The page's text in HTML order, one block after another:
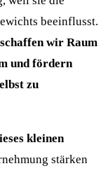
beeinflusst.
wir Raum
und fördern
zu
kleinen
stärken